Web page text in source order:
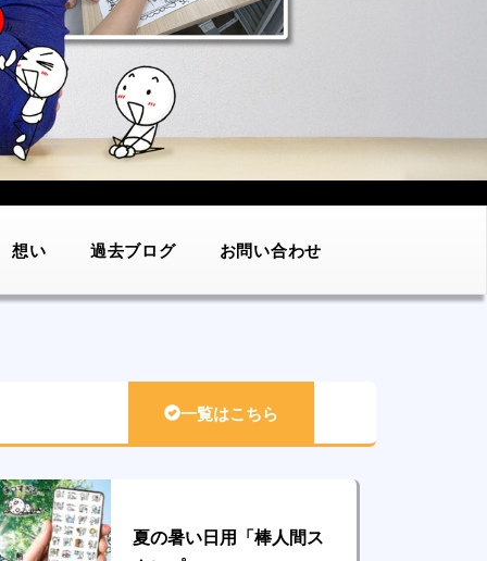
想い 過去ブログ お問い合わせ
一覧はこちら
夏の暑い日用「棒人間ス